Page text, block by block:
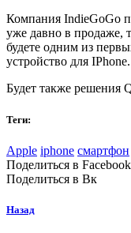
Компания IndieGoGo
уже давно в продаже,
будете одним из
устройство для IPhone.
Будет также решения
Теги:
Apple iphone смартфон
Поделиться в
Поделиться в Вк
Назад